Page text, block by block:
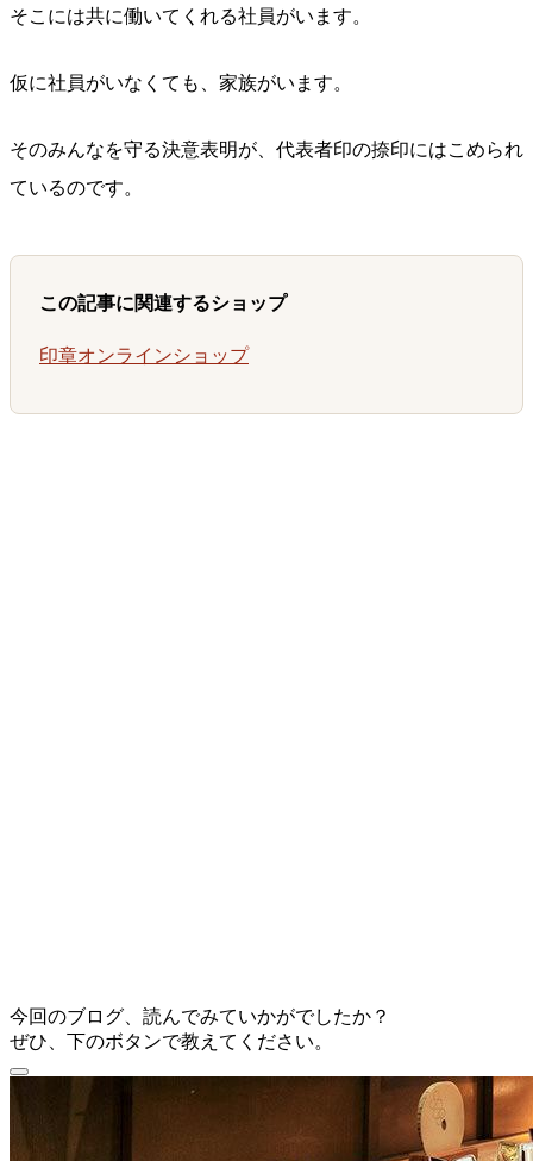
そこには共に働いてくれる社員がいます。
仮に社員がいなくても、家族がいます。
そのみんなを守る決意表明が、代表者印の捺印にはこめられ
ているのです。
この記事に関連するショップ
印章オンラインショップ
今回のブログ、読んでみていかがでしたか？
ぜひ、下のボタンで教えてください。